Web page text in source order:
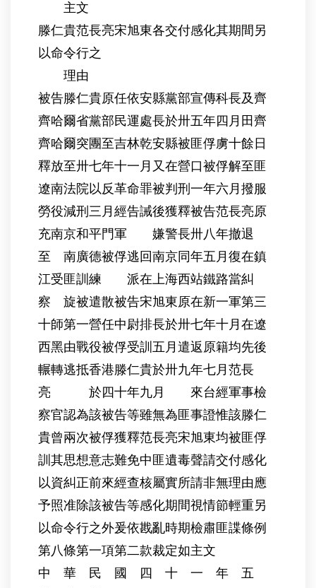
主文
滕仁貴范長亮宋旭東各交付感化其期間另
以命令行之
理由
被告滕仁貴原任依安縣黨部宣傳科長及齊
齊哈爾省黨部民運處長於卅五年四月田齊
齊哈爾突團至吉林乾安縣被匪俘虜十餘日
釋放至卅七年十一月又在營口被俘解至匪
遼南法院以反革命罪被判刑一年六月撥服
勞役減刑三月經告誡後獲釋被告范長亮原
充南京和平門軍 嫌警長卅八年撤退
至 南廣德被俘逃回南京同年五月復在鎮
江受匪訓練 派在上海西站鐵路當糾
察 旋被遣散被告宋旭東原在新一軍第三
十師第一營任中尉排長於卅七年十月在遼
西黑由戰役被俘受訓五月遣返原籍均先後
輾轉逃抵香港滕仁貴於卅九年七月范長
亮 於四十年九月 來台經軍事檢
察官認為該被告等雖無為匪事證惟該滕仁
貴曾兩次被俘獲釋范長亮宋旭東均被匪俘
訓其思想意志難免中匪遺毒聲請交付感化
以資糾正前來經查核屬實所請非無理由應
予照准除該被告等感化期間視情節輕重另
以命令行之外爰依戡亂時期檢肅匪諜條例
第八條第一項第二款裁定如主文
中 華 民 國 四 十 一 年 五